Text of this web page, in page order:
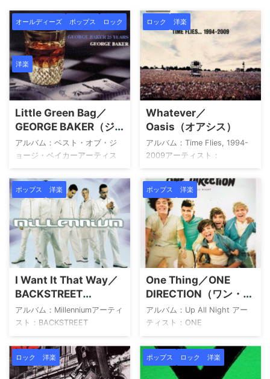
オールディーズ ポップス ロック
洋楽
Little Green Bag／
GEORGE BAKER（ジ
ョージ・ベイカー）
アルバム：ベスト・オブ・ジ
ョージ・ベイカーアーティス
ト：GEORGE BAKER（ジョー
ジ・ベイカー） 1Little Green
Bag2Dear
Ann3Midnight4Over And
Over5Nathalie6Mama Oh
Mama7Holy Day8I'm On My
Way9Marrie Jeanne10Baby
Blue11Fly Away Little
Paraquayo12Sing A Song Of
Love13Paloma
Blanca14Morning Sky15Wild B
...
ロック 洋楽
Whatever／
Oasis（オアシス）
アルバム：Time Flies, 1994-
2009アーティスト：
Oasis（オアシス） タイム・フ
ライズ・・・1994-2009 - オ
アシス オアシス Amazon 楽天
市場 Yahoo!ショッピング
HMV TOWER RECORDS Book
Off メルカリ provided by
Wedding Sound アーティスト
について OASIS（オアシス）
は、1991年に英マンチェスタ
ーで結成されたロックバンド
です。中心人物は、卓越した
ソングライティングを担った
兄ノエル・ギャラガーと、唯
ポップス 洋楽
I Want It That Way／
BACKSTREET
BOYS（バックストリ
ート・ボーイズ）
アルバム：Millenniumアーティ
スト：BACKSTREET
BOYS（バックストリート・ボ
ーイズ） 1Larger Than Life2I
Want It That Way3Show Me
The Meaning Of Beiny
ポップス 洋楽
One Thing／ONE
DIRECTION（ワン・ダ
イレクション）
アルバム：Up All Night アー
ティスト：ONE
DIRECTION（ワン・ダイレク
ション） アーティストについ
て ワン・ダイレクション
（One Direction）は、2010年
ロック 洋楽 ポップス ロック 洋楽